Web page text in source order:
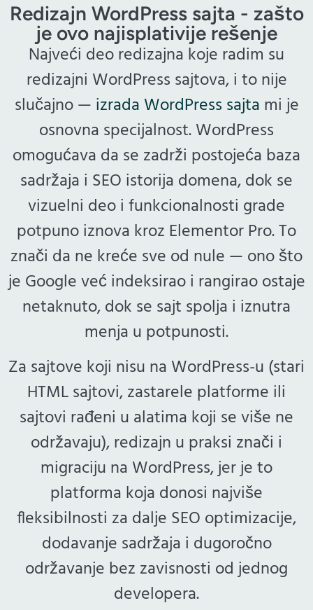
Redizajn WordPress sajta - zašto
je ovo najisplativije rešenje
Najveći deo redizajna koje radim su
redizajni WordPress sajtova, i to nije
slučajno — izrada WordPress sajta mi je
osnovna specijalnost. WordPress
omogućava da se zadrži postojeća baza
sadržaja i SEO istorija domena, dok se
vizuelni deo i funkcionalnosti grade
potpuno iznova kroz Elementor Pro. To
znači da ne kreće sve od nule — ono što
je Google već indeksirao i rangirao ostaje
netaknuto, dok se sajt spolja i iznutra
menja u potpunosti.
Za sajtove koji nisu na WordPress-u (stari
HTML sajtovi, zastarele platforme ili
sajtovi rađeni u alatima koji se više ne
održavaju), redizajn u praksi znači i
migraciju na WordPress, jer je to
platforma koja donosi najviše
fleksibilnosti za dalje SEO optimizacije,
dodavanje sadržaja i dugoročno
održavanje bez zavisnosti od jednog
developera.